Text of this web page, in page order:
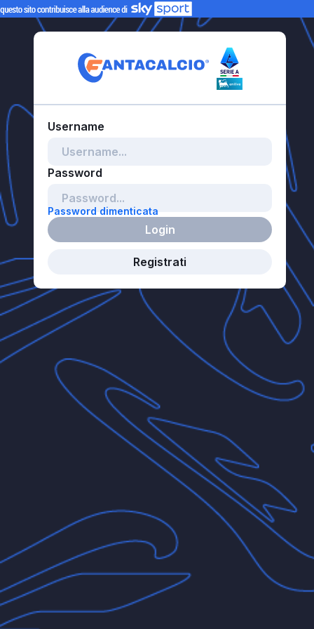
Password dimenticata
Login
Registrati